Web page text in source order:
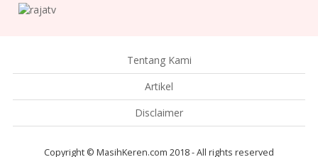
Tentang Kami
Artikel
Disclaimer
Copyright © MasihKeren.com 2018 - All rights reserved